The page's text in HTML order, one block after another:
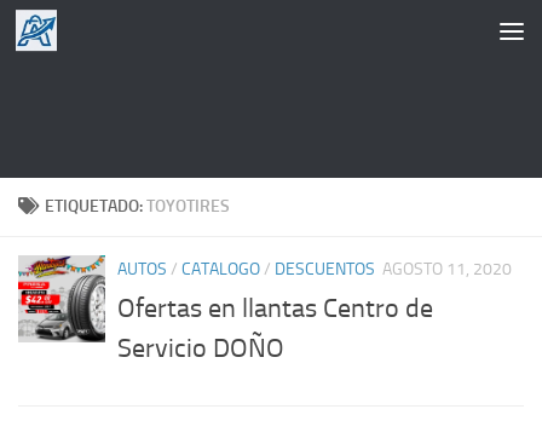
Saltar al contenido
ETIQUETADO:TOYOTIRES
AUTOS / CATALOGO/ DESCUENTOS AGOSTO 11, 2020
Ofertas en llantas Centro de
Servicio DOÑO